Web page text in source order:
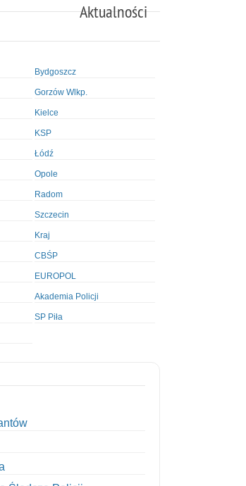
Aktualności
Bydgoszcz
Gorzów Wlkp.
Kielce
KSP
Łódź
Opole
Radom
Szczecin
Kraj
CBŚP
EUROPOL
Akademia Policji
SP Piła